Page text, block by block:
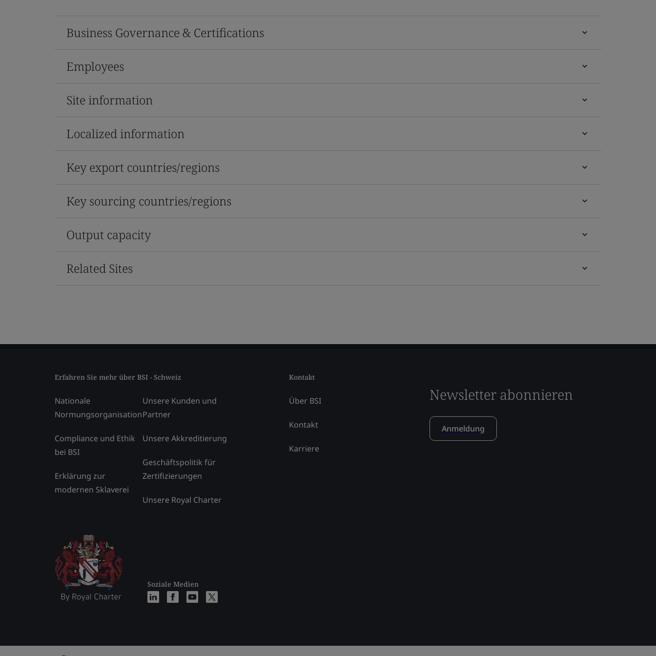
Business Governance & Certifications
Employees
Site information
Localized information
Key export countries/regions
Key sourcing countries/regions
Output capacity
Related Sites
Erfahren Sie mehr über BSI - Schweiz
Nationale
Normungsorganisation
Compliance und Ethik
bei BSI
Erklärung zur
modernen Sklaverei
Unsere Kunden und
Partner
Unsere Akkreditierung
Geschäftspolitik für
Zertifizierungen
Unsere Royal Charter
Soziale Medien
Kontakt
Über BSI
Kontakt
Karriere
Newsletter abonnieren
Anmeldung